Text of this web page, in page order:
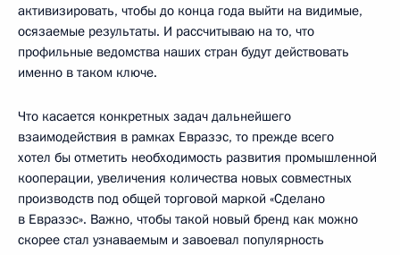
активизировать, чтобы до конца года выйти на видимые,
осязаемые результаты. И рассчитываю на то, что
профильные ведомства наших стран будут действовать
именно в таком ключе.
Что касается конкретных задач дальнейшего
взаимодействия в рамках Евразэс, то прежде всего
хотел бы отметить необходимость развития промышленной
кооперации, увеличения количества новых совместных
производств под общей торговой маркой «Сделано
в Евразэс». Важно, чтобы такой новый бренд как можно
скорее стал узнаваемым и завоевал популярность